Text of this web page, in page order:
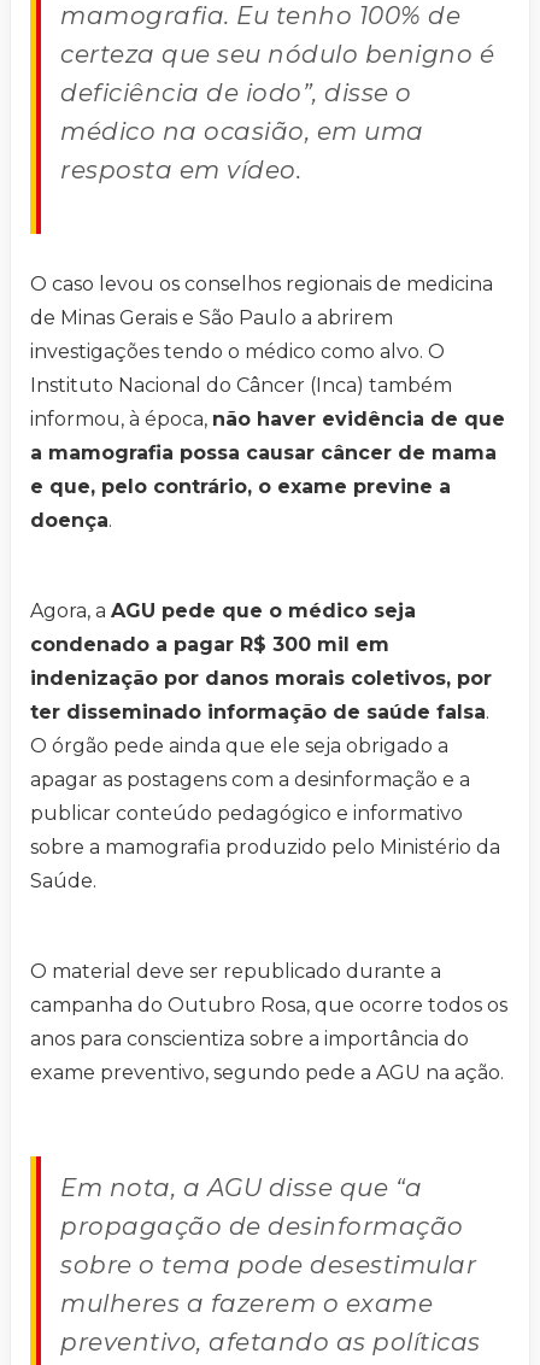
mamografia. Eu tenho 100% de
certeza que seu nódulo benigno é
deficiência de iodo”, disse o
médico na ocasião, em uma
resposta em vídeo.
O caso levou os conselhos regionais de medicina
de Minas Gerais e São Paulo a abrirem
investigações tendo o médico como alvo. O
Instituto Nacional do Câncer (Inca) também
informou, à época, não haver evidência de que
a mamografia possa causar câncer de mama
e que, pelo contrário, o exame previne a
doença.
Agora, a AGU pede que o médico seja
condenado a pagar R$ 300 mil em
indenização por danos morais coletivos, por
ter disseminado informação de saúde falsa.
O órgão pede ainda que ele seja obrigado a
apagar as postagens com a desinformação e a
publicar conteúdo pedagógico e informativo
sobre a mamografia produzido pelo Ministério da
Saúde.
O material deve ser republicado durante a
campanha do Outubro Rosa, que ocorre todos os
anos para conscientiza sobre a importância do
exame preventivo, segundo pede a AGU na ação.
Em nota, a AGU disse que “a
propagação de desinformação
sobre o tema pode desestimular
mulheres a fazerem o exame
preventivo, afetando as políticas